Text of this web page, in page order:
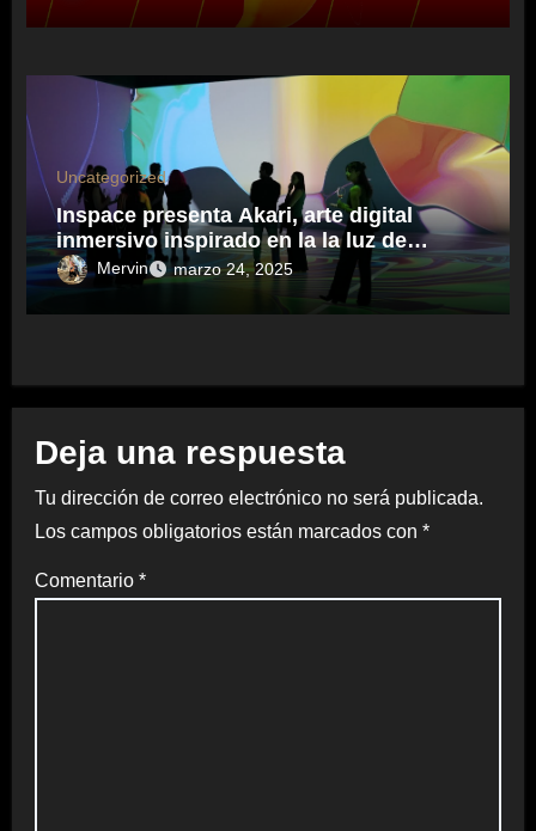
Uncategorized
Inspace presenta Akari, arte digital
inmersivo inspirado en la la luz de
Japón.
Mervin marzo 24, 2025
Deja una respuesta
Tu dirección de correo electrónico no será publicada.
Los campos obligatorios están marcados con *
Comentario *